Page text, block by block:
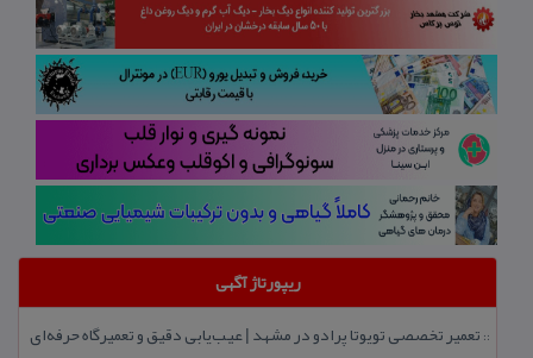
ریپورتاژ آگهی
:: تعمیر تخصصی تویوتا پرادو در مشهد | عیب‌یابی دقیق و تعمیرگاه حرفه‌ای